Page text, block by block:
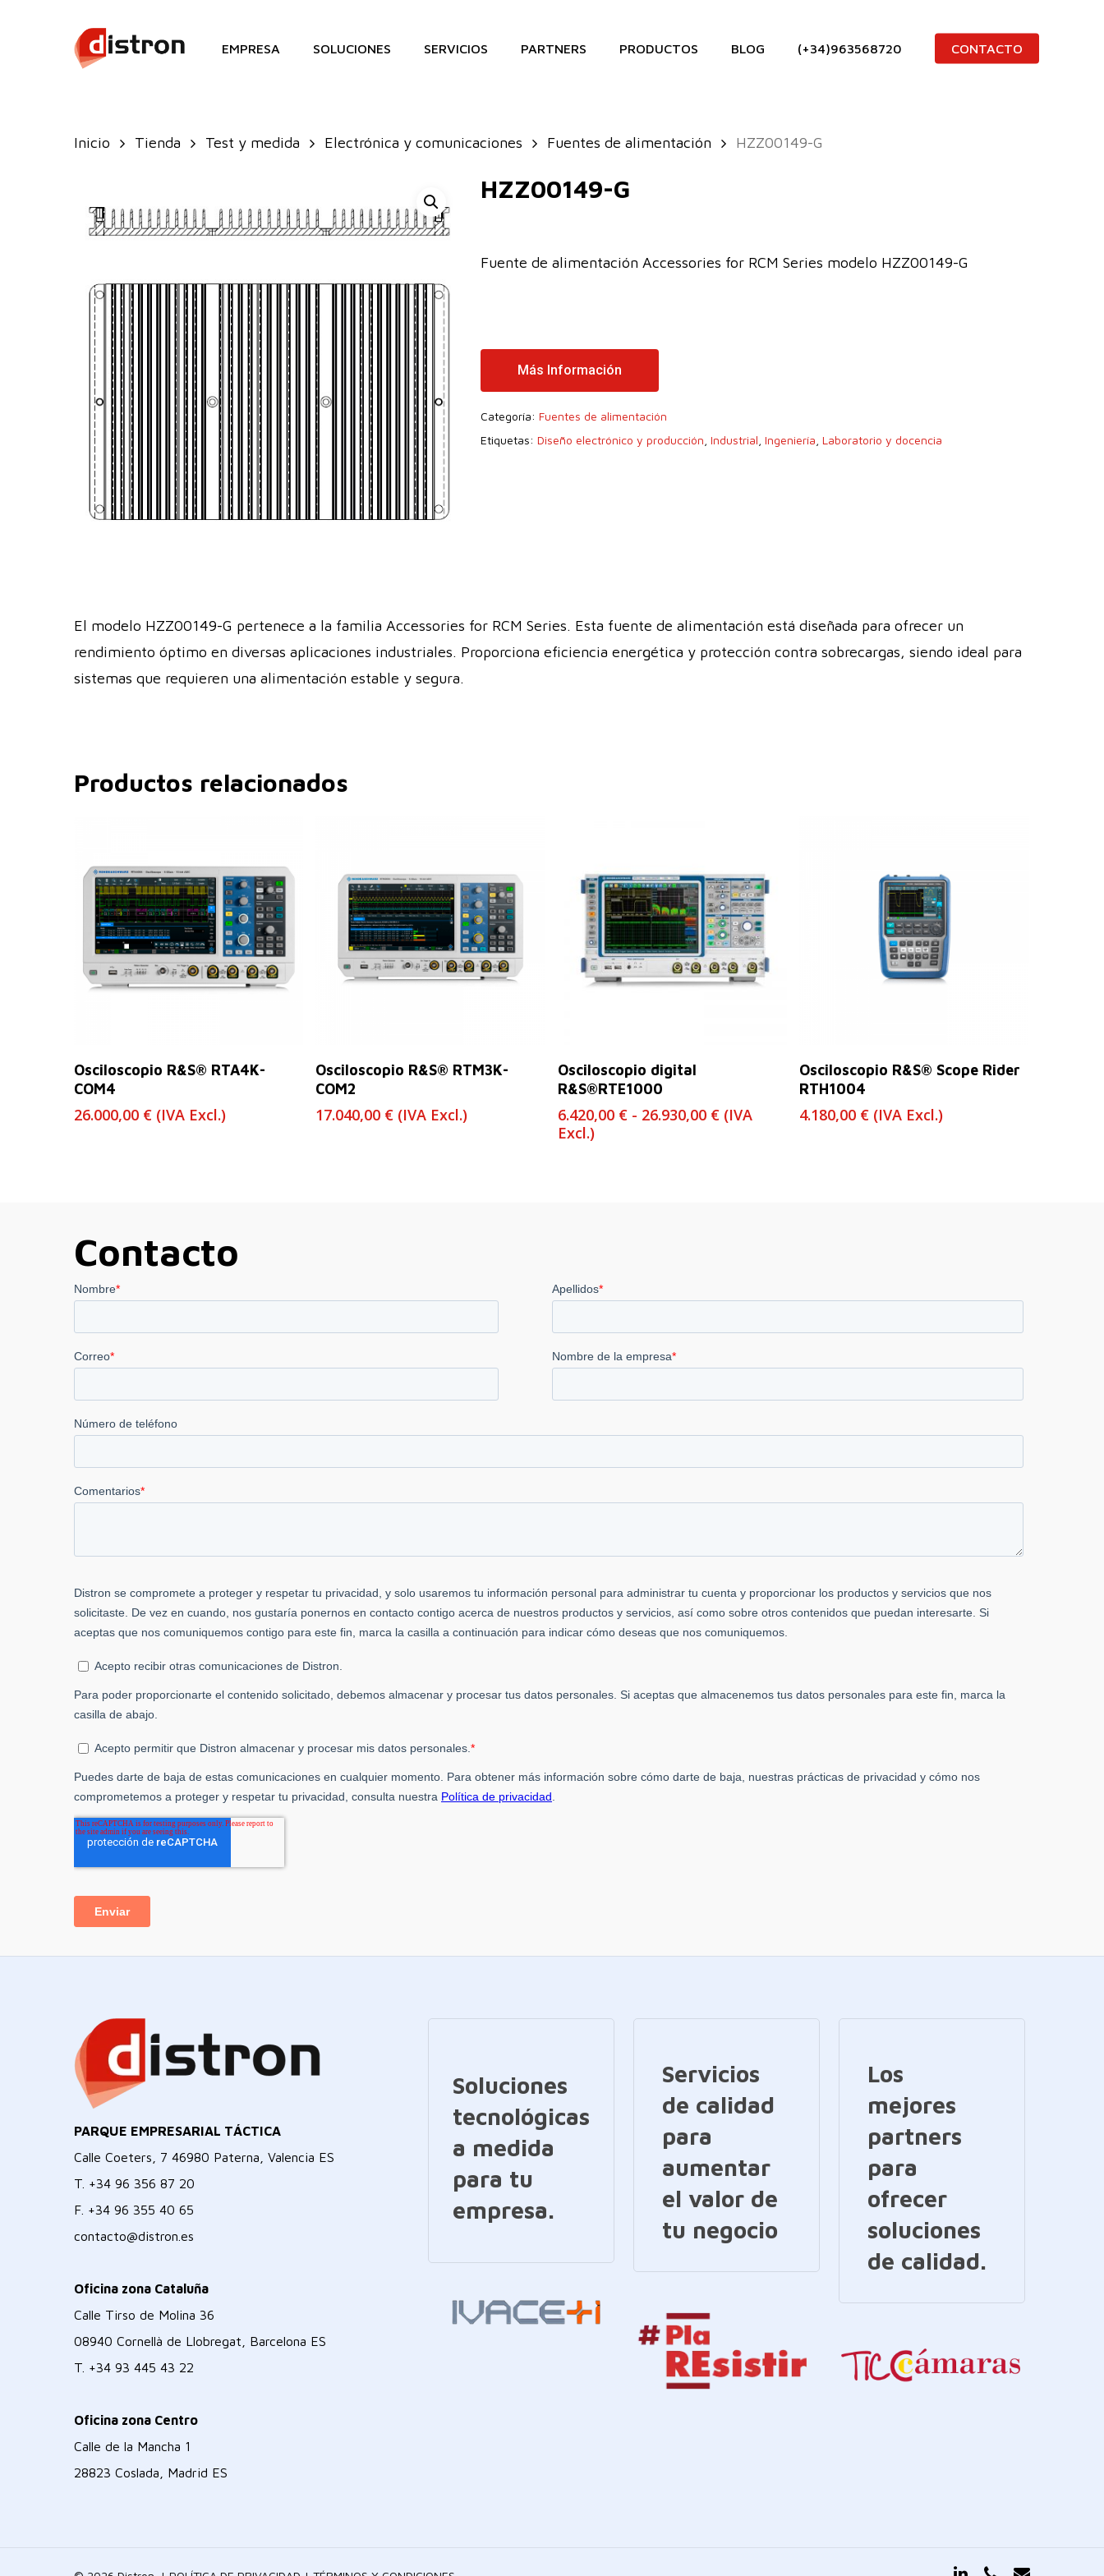
EMPRESA SOLUCIONES SERVICIOS PARTNERS PRODUCTOS BLOG (+34)963568720 CONTACTO
Inicio Tienda Test y medida Electrónica y comunicaciones Fuentes de alimentación HZZ00149-G
HZZ00149-G
Fuente de alimentación Accessories for RCM Series modelo HZZ00149-G
Más Información
Categoría: Fuentes de alimentación
Etiquetas: Diseño electrónico y producción Industrial Ingeniería Laboratorio y docencia
El modelo HZZ00149-G pertenece a la familia Accessories for RCM Series. Esta fuente de alimentación está diseñada para ofrecer un
rendimiento óptimo en diversas aplicaciones industriales. Proporciona eficiencia energética y protección contra sobrecargas, siendo ideal para
sistemas que requieren una alimentación estable y segura.
Productos relacionados
Leer Más
Osciloscopio R&S® RTA4K-
COM4
26.000,00 € (IVA Excl.)
Leer Más
Osciloscopio R&S® RTM3K-
COM2
17.040,00 € (IVA Excl.)
Seleccionar Opciones
Osciloscopio digital
R&S®RTE1000
6.420,00 € - 26.930,00 €Rango
(IVA
Excl.)
Leer Más
Osciloscopio R&S® Scope Rider
RTH1004
4.180,00 € (IVA Excl.)
Contacto
PARQUE EMPRESARIAL TÁCTICA
Calle Coeters, 7 46980 Paterna, Valencia ES
T. +34 96 356 87 20
F. +34 96 355 40 65
contacto@distron.es
Oficina zona Cataluña
Calle Tirso de Molina 36
08940 Cornellà de Llobregat, Barcelona ES
T. +34 93 445 43 22
Oficina zona Centro
Calle de la Mancha 1
28823 Coslada, Madrid ES
Soluciones
tecnológicas
a medida
para tu
empresa.
Servicios
de calidad
para
aumentar
el valor de
tu negocio
Los
mejores
partners
para
ofrecer
soluciones
de calidad.
linkedinphoneemail